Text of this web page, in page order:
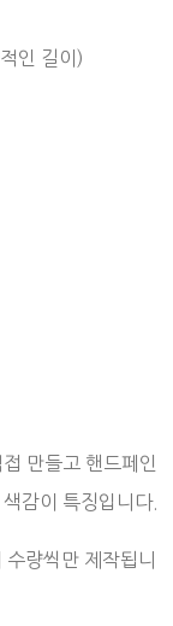
인 길이)
만들고 핸드페인
감이 특징입니다.
량씩만 제작됩니